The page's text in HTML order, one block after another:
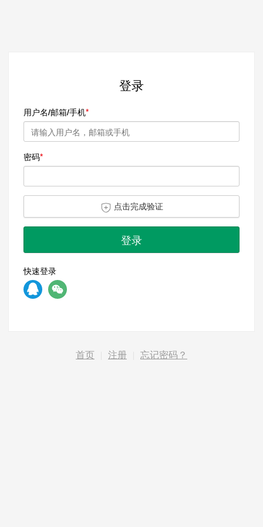
登录
用户名/邮箱/手机
密码
点击完成验证
登录
快速登录
首页 注册 忘记密码？